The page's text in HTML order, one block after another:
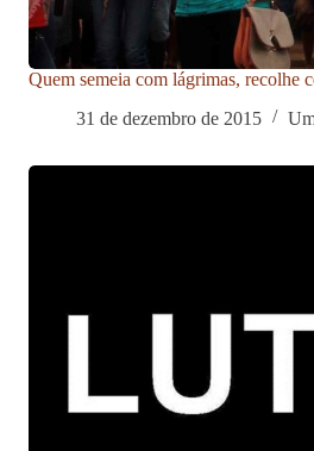
Quem semeia com lágrimas, recolhe
31 de dezembro de 2015